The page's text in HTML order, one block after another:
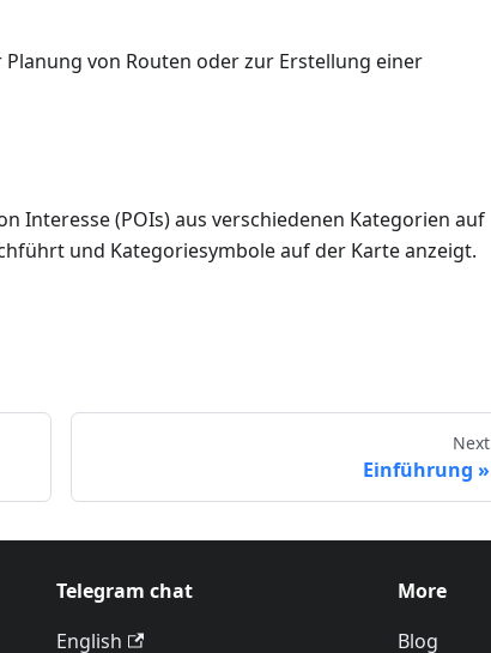
von Routen oder zur Erstellung einer
Interesse (POIs) aus verschiedenen Kategorien auf
und Kategoriesymbole auf der Karte anzeigt.
Next
Einführung
Telegram chat
English
More
Blog